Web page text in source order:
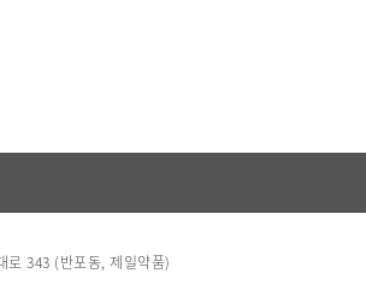
343 (반포동, 제일약품)